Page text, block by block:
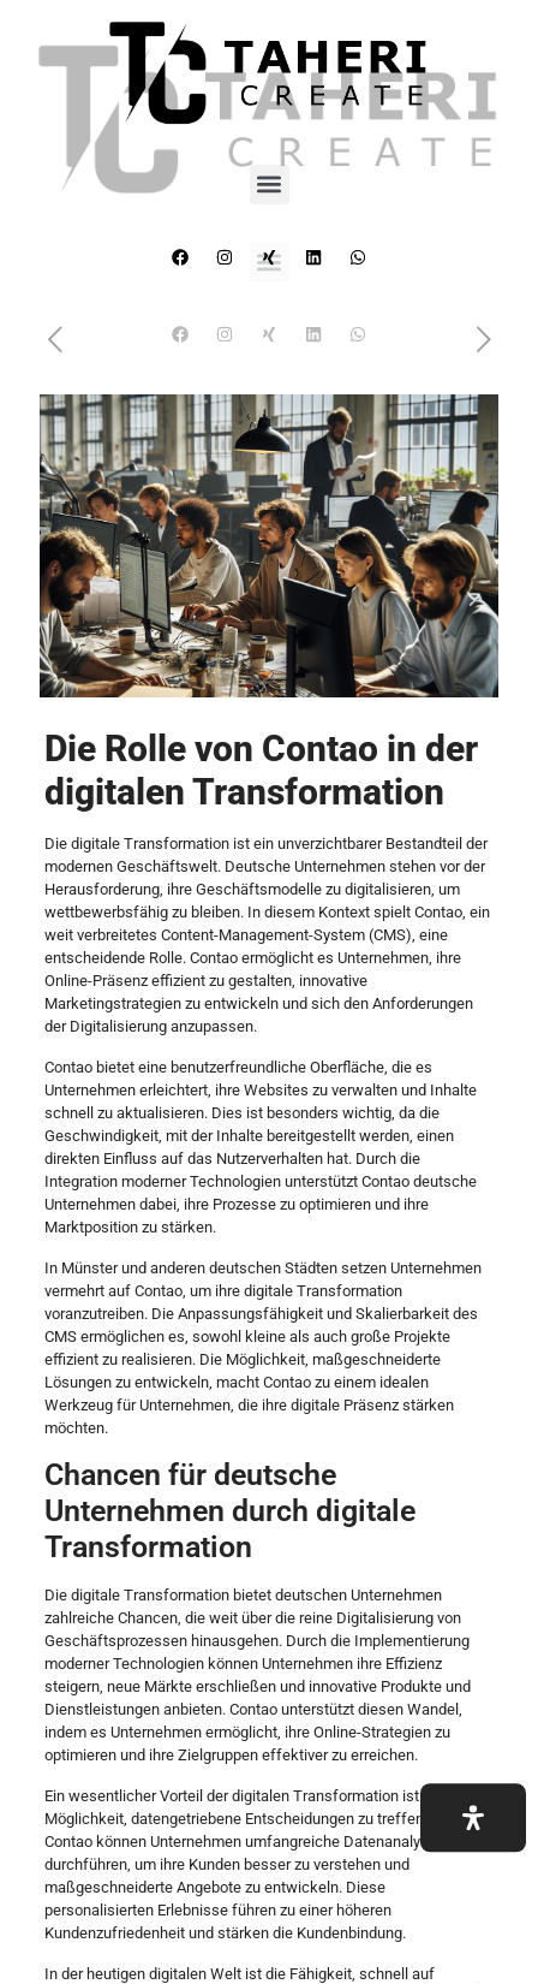
Die Rolle von Contao in der
digitalen Transformation
Die digitale Transformation ist ein unverzichtbarer Bestandteil der
modernen Geschäftswelt. Deutsche Unternehmen stehen vor der
Herausforderung, ihre Geschäftsmodelle zu digitalisieren, um
wettbewerbsfähig zu bleiben. In diesem Kontext spielt Contao, ein
weit verbreitetes Content-Management-System (CMS), eine
entscheidende Rolle. Contao ermöglicht es Unternehmen, ihre
Online-Präsenz effizient zu gestalten, innovative
Marketingstrategien zu entwickeln und sich den Anforderungen
der Digitalisierung anzupassen.
Contao bietet eine benutzerfreundliche Oberfläche, die es
Unternehmen erleichtert, ihre Websites zu verwalten und Inhalte
schnell zu aktualisieren. Dies ist besonders wichtig, da die
Geschwindigkeit, mit der Inhalte bereitgestellt werden, einen
direkten Einfluss auf das Nutzerverhalten hat. Durch die
Integration moderner Technologien unterstützt Contao deutsche
Unternehmen dabei, ihre Prozesse zu optimieren und ihre
Marktposition zu stärken.
In Münster und anderen deutschen Städten setzen Unternehmen
vermehrt auf Contao, um ihre digitale Transformation
voranzutreiben. Die Anpassungsfähigkeit und Skalierbarkeit des
CMS ermöglichen es, sowohl kleine als auch große Projekte
effizient zu realisieren. Die Möglichkeit, maßgeschneiderte
Lösungen zu entwickeln, macht Contao zu einem idealen
Werkzeug für Unternehmen, die ihre digitale Präsenz stärken
möchten.
Chancen für deutsche
Unternehmen durch digitale
Transformation
Die digitale Transformation bietet deutschen Unternehmen
zahlreiche Chancen, die weit über die reine Digitalisierung von
Geschäftsprozessen hinausgehen. Durch die Implementierung
moderner Technologien können Unternehmen ihre Effizienz
steigern, neue Märkte erschließen und innovative Produkte und
Dienstleistungen anbieten. Contao unterstützt diesen Wandel,
indem es Unternehmen ermöglicht, ihre Online-Strategien zu
optimieren und ihre Zielgruppen effektiver zu erreichen.
Ein wesentlicher Vorteil der digitalen Transformation ist die
Möglichkeit, datengetriebene Entscheidungen zu treffen. Mit
Contao können Unternehmen umfangreiche Datenanalysen
durchführen, um ihre Kunden besser zu verstehen und
maßgeschneiderte Angebote zu entwickeln. Diese
personalisierten Erlebnisse führen zu einer höheren
Kundenzufriedenheit und stärken die Kundenbindung.
In der heutigen digitalen Welt ist die Fähigkeit, schnell auf